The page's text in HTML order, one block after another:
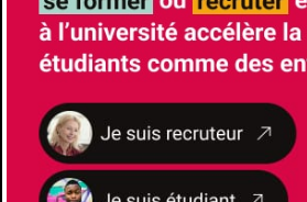
CONTACTS
Université
Aix-Marseille Université